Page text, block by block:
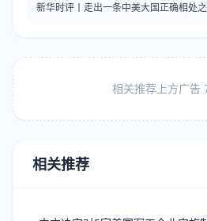
新华时评丨走出一条中美大国正确相处
相关推荐上方广告
相关推荐